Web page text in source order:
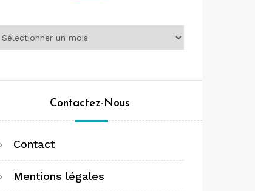
Contactez-Nous
Contact
Mentions légales